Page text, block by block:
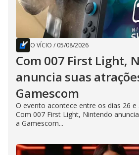
O VÍCIO / 05/08/2026
Com 007 First Light,
anuncia suas
Gamescom
O evento acontece entre os dias 26
Com 007 First Light, Nintendo
a Gamescom...